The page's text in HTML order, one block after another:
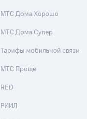
МТС Дома Хорошо
МТС Дома Супер
Тарифы мобильной связи
МТС Проще
RED
РИИЛ